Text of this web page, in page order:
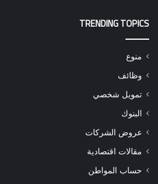
TRENDING TOPICS
منوع
وظائف
تمويل شخصي
البنوك
عروض الشركات
مقالات اقتصادية
حساب المواطن